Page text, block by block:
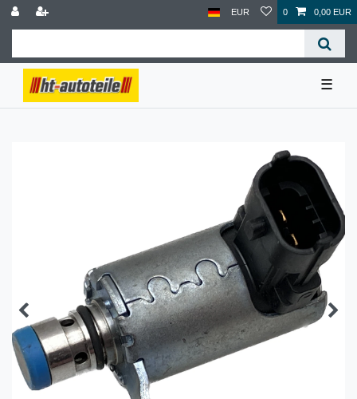
EUR 0 0,00 EUR
☰